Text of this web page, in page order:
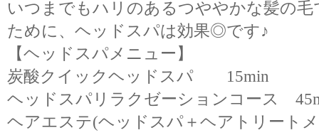
いつまでもハリのあるつややかな髪の
ために、ヘッドスパは効果◎です♪
【ヘッドスパメニュー】
炭酸クイックヘッドスパ 15min
ヘッドスパリラクゼーションコース
ヘアエステ(ヘッドスパ＋ヘアトリート